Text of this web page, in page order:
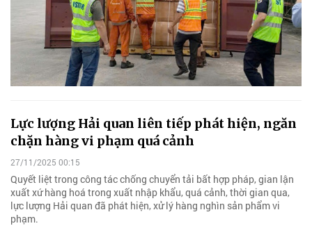
Lực lượng Hải quan liên tiếp phát hiện, ngăn
chặn hàng vi phạm quá cảnh
27/11/2025 00:15
Quyết liệt trong công tác chống chuyển tải bất hợp pháp, gian lận
xuất xứ hàng hoá trong xuất nhập khẩu, quá cảnh, thời gian qua,
lực lượng Hải quan đã phát hiện, xử lý hàng nghìn sản phẩm vi
phạm.